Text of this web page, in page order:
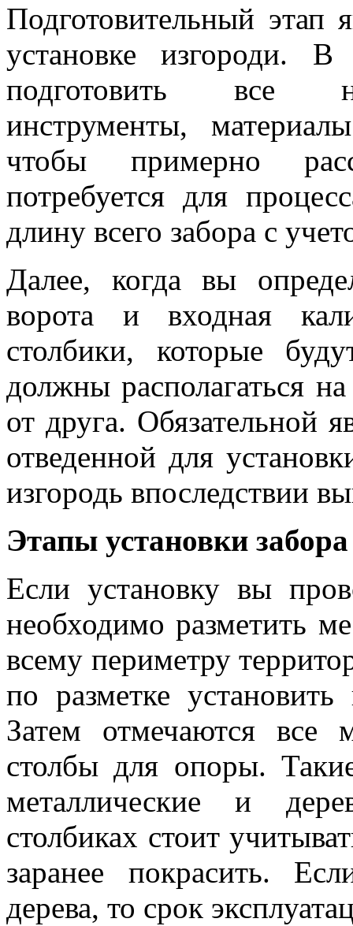
Подготовительный этап
установке изгороди.
подготовить все
инструменты,
чтобы примерно
потребуется для
длину всего забора с
Далее, когда вы
ворота и входная
столбики, которые
должны располагаться
от друга. Обязательной
отведенной для
изгородь впоследствии
Этапы установки
Если установку вы
необходимо разметить
всему периметру
по разметке
Затем отмечаются все
столбы для опоры.
металлические и
столбиках стоит
заранее покрасить.
дерева, то срок